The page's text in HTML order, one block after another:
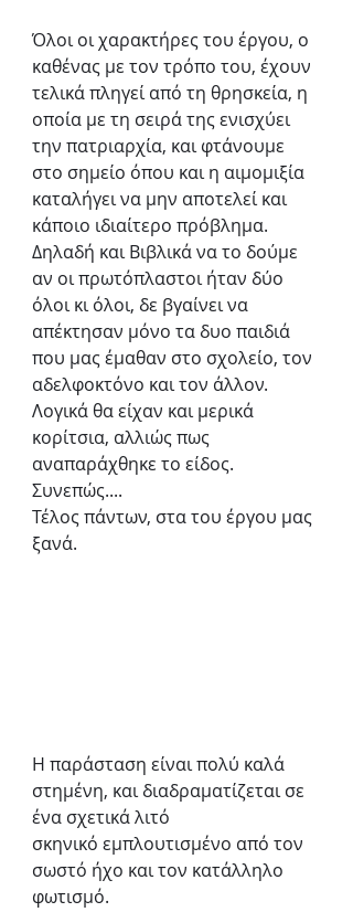
Όλοι οι χαρακτήρες του έργου, ο
καθένας με τον τρόπο του, έχουν
τελικά πληγεί από τη θρησκεία, η
οποία με τη σειρά της ενισχύει
την πατριαρχία, και φτάνουμε
στο σημείο όπου και η αιμομιξία
καταλήγει να μην αποτελεί και
κάποιο ιδιαίτερο πρόβλημα.
Δηλαδή και Βιβλικά να το δούμε
αν οι πρωτόπλαστοι ήταν δύο
όλοι κι όλοι, δε βγαίνει να
απέκτησαν μόνο τα δυο παιδιά
που μας έμαθαν στο σχολείο, τον
αδελφοκτόνο και τον άλλον.
Λογικά θα είχαν και μερικά
κορίτσια, αλλιώς πως
αναπαράχθηκε το είδος.
Συνεπώς....
Τέλος πάντων, στα του έργου μας
ξανά.
Η παράσταση είναι πολύ καλά
στημένη, και διαδραματίζεται σε
ένα σχετικά λιτό
σκηνικό εμπλουτισμένο από τον
σωστό ήχο και τον κατάλληλο
φωτισμό.